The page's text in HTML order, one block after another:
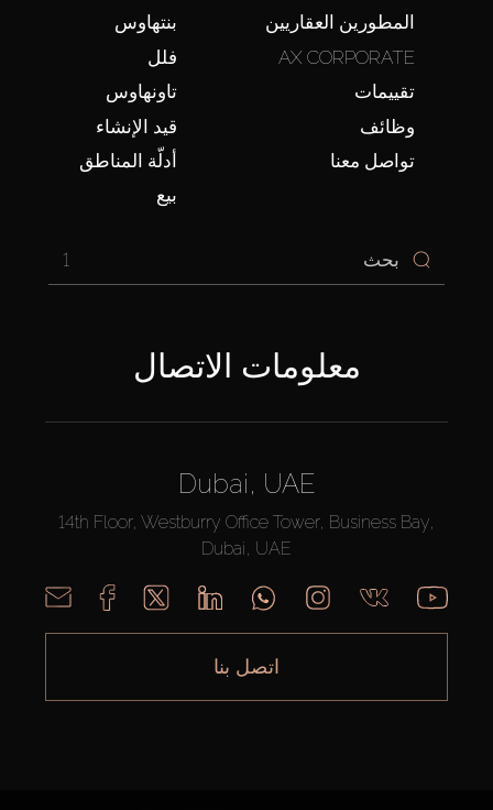
بنتهاوس
فلل
تاونهاوس
قيد الإنشاء
أدلّة المناطق
بيع
المطورين العقاريين
AX CORPORATE
تقييمات
وظائف
تواصل معنا
1
معلومات الاتصال
Dubai, UAE
14th Floor, Westburry Office Tower, Business Bay,
Dubai, UAE
اتصل بنا